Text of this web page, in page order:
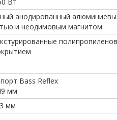
анодированный
и неодимовым магнитом
Bass Reflex
мм
мм